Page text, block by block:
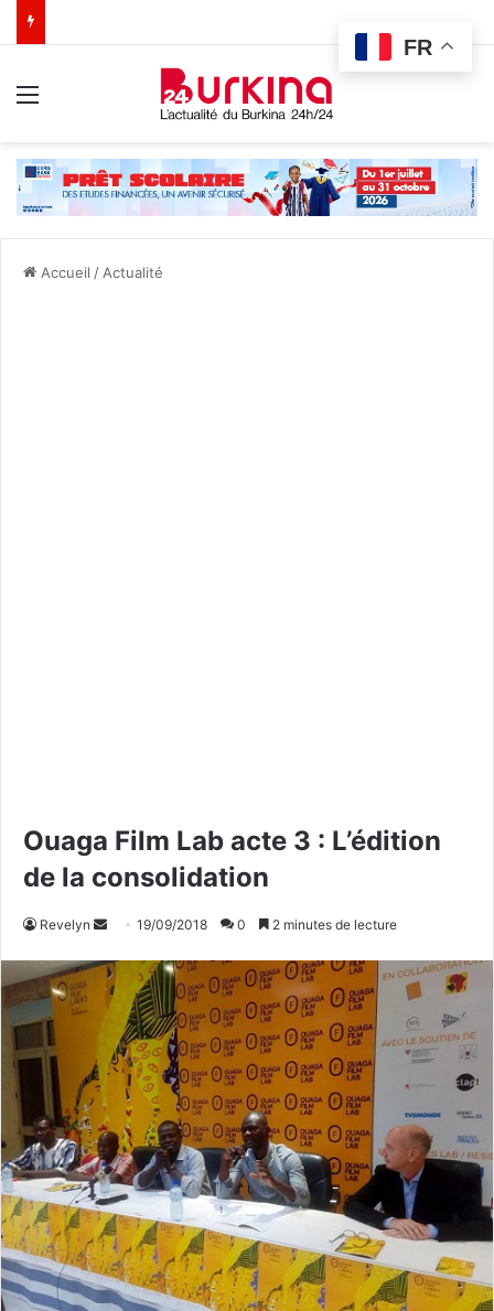
Accueil / Actualité
Ouaga Film Lab acte 3 : L’édition
de la consolidation
Revelyn
v
o
e
n
c
o
u
r
r
i
19/09/2018 0 2 minutes de lecture
FR